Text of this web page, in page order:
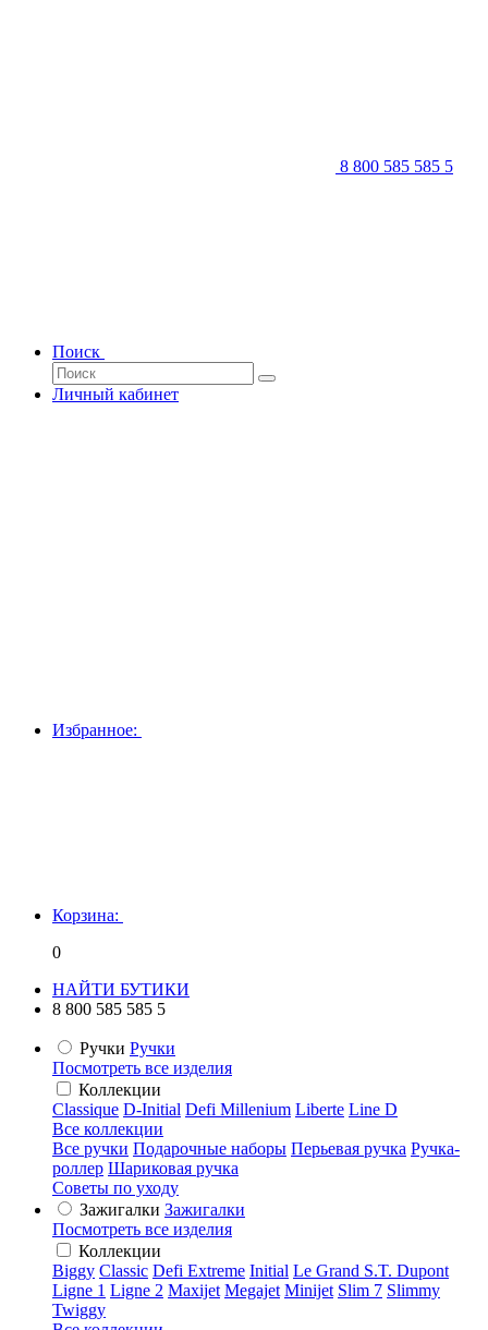
8 800 585 585 5
Поиск
Личный кабинет
Избранное:
Корзина:
0
НАЙТИ БУТИКИ
8 800 585 585 5
Ручки Ручки
Посмотреть все изделия
Коллекции
Classique D-Initial Defi Millenium Liberte Line D
Все коллекции
Все ручки Подарочные наборы Перьевая ручка Ручка-
роллер Шариковая ручка
Советы по уходу
Зажигалки Зажигалки
Посмотреть все изделия
Коллекции
Biggy Classic Defi Extreme Initial Le Grand S.T. Dupont
Ligne 1 Ligne 2 Maxijet Megajet Minijet Slim 7 Slimmy
Twiggy